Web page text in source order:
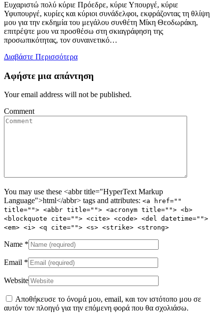
Ευχαριστώ πολύ κύριε Πρόεδρε, κύριε Υπουργέ, κύριε
Υφυπουργέ, κυρίες και κύριοι συνάδελφοι, εκφράζοντας τη θλίψη
μου για την εκδημία του μεγάλου συνθέτη Μίκη Θεοδωράκη,
επιτρέψτε μου να προσθέσω στη σκιαγράφηση της
προσωπικότητας, τον συναινετικό…
Διαβάστε Περισσότερα
Αφήστε μια απάντηση
Your email address will not be published.
Comment
You may use these <abbr title="HyperText Markup
Language">html</abbr> tags and attributes: <a href=""
title=""> <abbr title=""> <acronym title=""> <b>
<blockquote cite=""> <cite> <code> <del datetime="">
<em> <i> <q cite=""> <s> <strike> <strong>
Name *
Email *
Website
Αποθήκευσε το όνομά μου, email, και τον ιστότοπο μου σε
αυτόν τον πλοηγό για την επόμενη φορά που θα σχολιάσω.